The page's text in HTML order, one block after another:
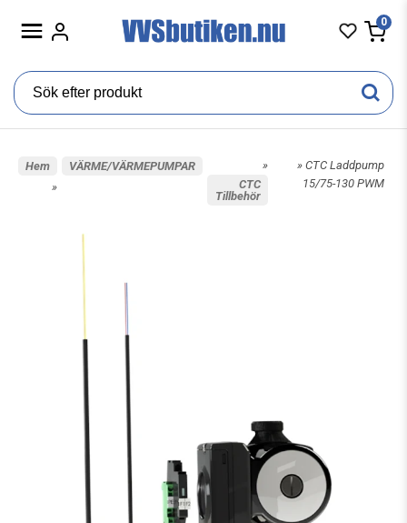
0
Hem
»
VÄRME/VÄRMEPUMPAR
»
CTC
Tillbehör
» CTC Laddpump
15/75-130 PWM